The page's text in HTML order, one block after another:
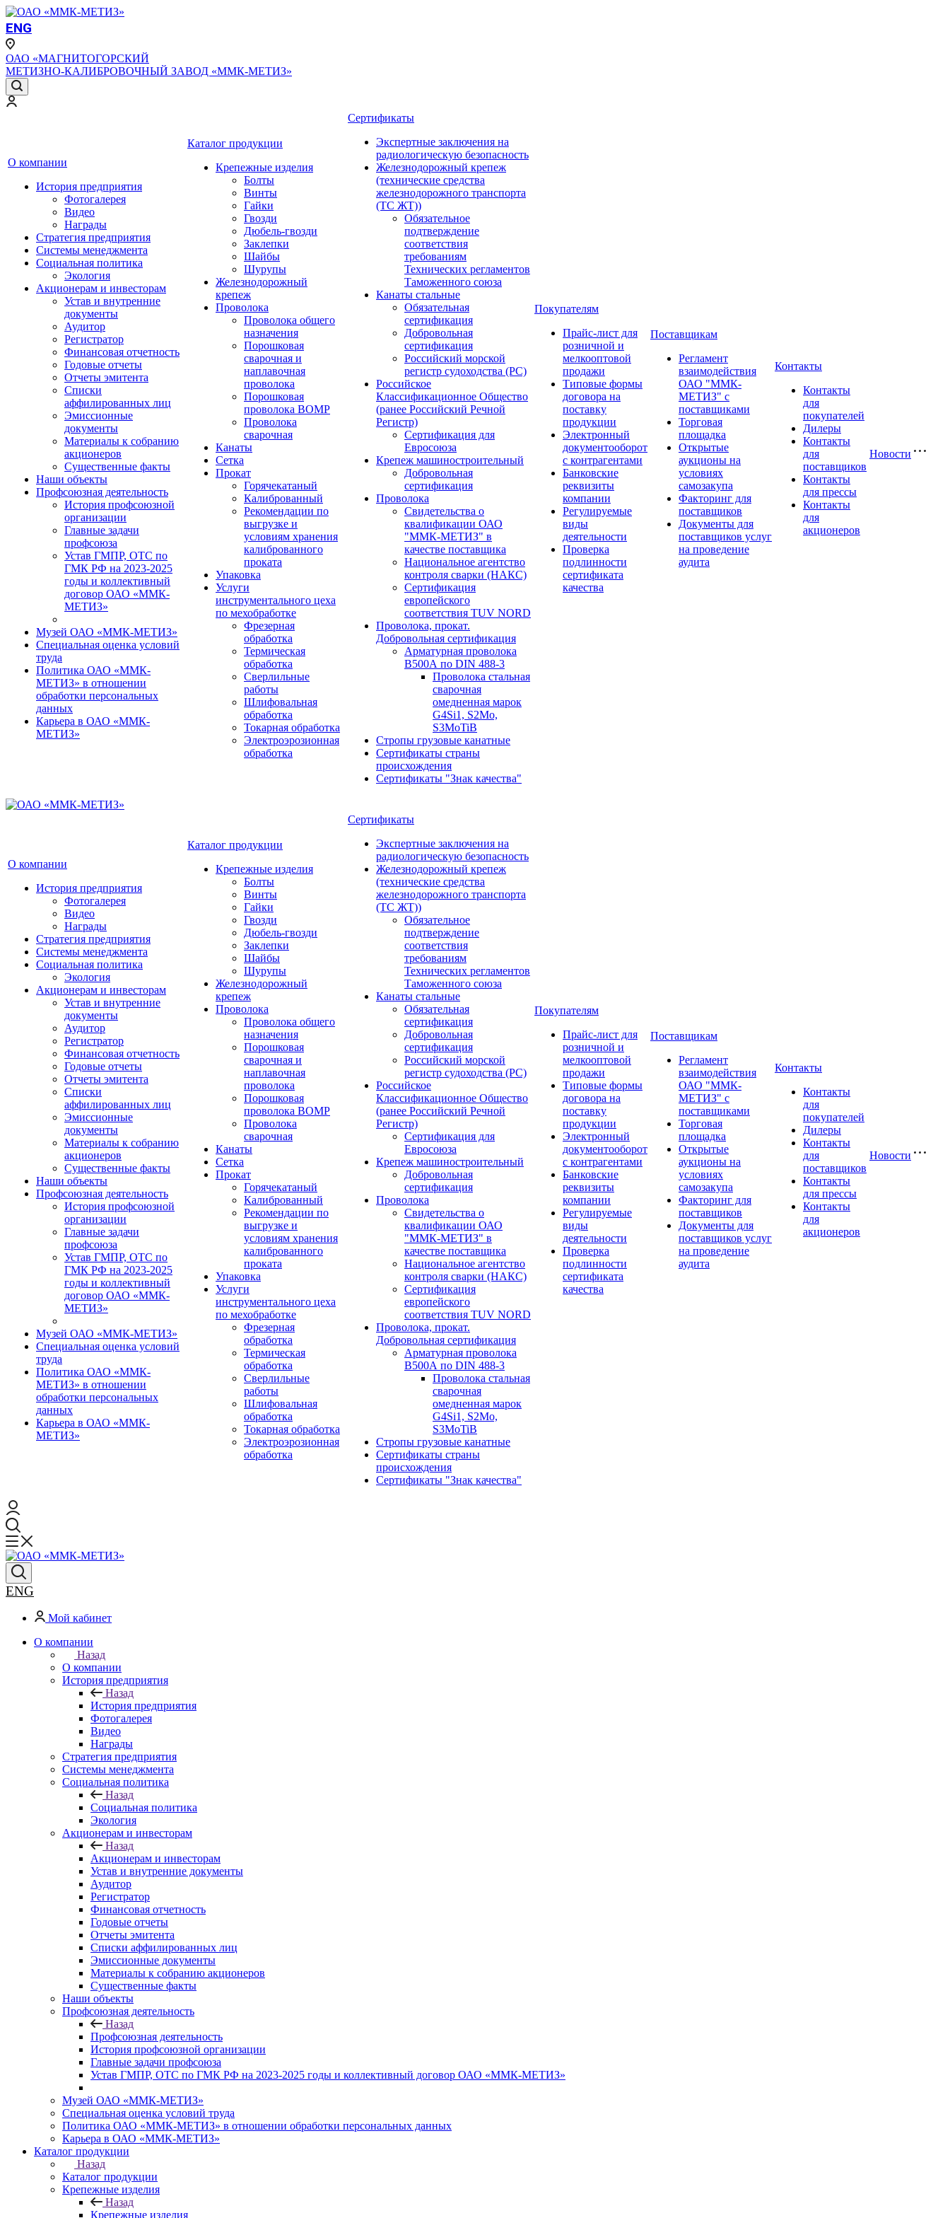
ENG
ОАО «МАГНИТОГОРСКИЙ
МЕТИЗНО-КАЛИБРОВОЧНЫЙ ЗАВОД «ММК-МЕТИЗ»
О компании
История предприятия
Фотогалерея
Видео
Награды
Стратегия предприятия
Системы менеджмента
Социальная политика
Экология
Акционерам и инвесторам
Устав и внутренние
документы
Аудитор
Регистратор
Финансовая отчетность
Годовые отчеты
Отчеты эмитента
Списки
аффилированных лиц
Эмиссионные
документы
Материалы к собранию
акционеров
Существенные факты
Наши объекты
Профсоюзная деятельность
История профсоюзной
организации
Главные задачи
профсоюза
Устав ГМПР, ОТС по
ГМК РФ на 2023-2025
годы и коллективный
договор ОАО «ММК-
МЕТИЗ»
Музей ОАО «ММК-МЕТИЗ»
Специальная оценка условий
труда
Политика ОАО «ММК-
МЕТИЗ» в отношении
обработки персональных
данных
Карьера в ОАО «ММК-
МЕТИЗ»
Каталог продукции
Крепежные изделия
Болты
Винты
Гайки
Гвозди
Дюбель-гвозди
Заклепки
Шайбы
Шурупы
Железнодорожный
крепеж
Проволока
Проволока общего
назначения
Порошковая
сварочная и
наплавочная
проволока
Порошковая
проволока ВОМР
Проволока
сварочная
Канаты
Сетка
Прокат
Горячекатаный
Калиброванный
Рекомендации по
выгрузке и
условиям хранения
калиброванного
проката
Упаковка
Услуги
инструментального цеха
по мехобработке
Фрезерная
обработка
Термическая
обработка
Сверлильные
работы
Шлифовальная
обработка
Токарная обработка
Электроэрозионная
обработка
Сертификаты
Экспертные заключения на
радиологическую безопасность
Железнодорожный крепеж
(технические средства
железнодорожного транспорта
(ТС ЖТ))
Обязательное
подтверждение
соответствия
требованиям
Технических регламентов
Таможенного союза
Канаты стальные
Обязательная
сертификация
Добровольная
сертификация
Российский морской
регистр судоходства (РС)
Российское
Классификационное Общество
(ранее Российский Речной
Регистр)
Сертификация для
Евросоюза
Крепеж машиностроительный
Добровольная
сертификация
Проволока
Свидетельства о
квалификации ОАО
"ММК-МЕТИЗ" в
качестве поставщика
Национальное агентство
контроля сварки (НАКС)
Сертификация
европейского
соответствия TUV NORD
Проволока, прокат.
Добровольная сертификация
Арматурная проволока
В500А по DIN 488-3
Проволока стальная
сварочная
омедненная марок
G4Si1, S2Mo,
S3MoTiB
Стропы грузовые канатные
Сертификаты страны
происхождения
Сертификаты "Знак качества"
Покупателям
Прайс-лист для
розничной и
мелкооптовой
продажи
Типовые формы
договора на
поставку
продукции
Электронный
документооборот
с контрагентами
Банковские
реквизиты
компании
Регулируемые
виды
деятельности
Проверка
подлинности
сертификата
качества
Поставщикам
Регламент
взаимодействия
ОАО "ММК-
МЕТИЗ" с
поставщиками
Торговая
площадка
Открытые
аукционы на
условиях
самозакупа
Факторинг для
поставщиков
Документы для
поставщиков услуг
на проведение
аудита
Контакты
Контакты
для
покупателей
Дилеры
Контакты
для
поставщиков
Контакты
для прессы
Контакты
для
акционеров
Новости
О компании
История предприятия
Фотогалерея
Видео
Награды
Стратегия предприятия
Системы менеджмента
Социальная политика
Экология
Акционерам и инвесторам
Устав и внутренние
документы
Аудитор
Регистратор
Финансовая отчетность
Годовые отчеты
Отчеты эмитента
Списки
аффилированных лиц
Эмиссионные
документы
Материалы к собранию
акционеров
Существенные факты
Наши объекты
Профсоюзная деятельность
История профсоюзной
организации
Главные задачи
профсоюза
Устав ГМПР, ОТС по
ГМК РФ на 2023-2025
годы и коллективный
договор ОАО «ММК-
МЕТИЗ»
Музей ОАО «ММК-МЕТИЗ»
Специальная оценка условий
труда
Политика ОАО «ММК-
МЕТИЗ» в отношении
обработки персональных
данных
Карьера в ОАО «ММК-
МЕТИЗ»
Каталог продукции
Крепежные изделия
Болты
Винты
Гайки
Гвозди
Дюбель-гвозди
Заклепки
Шайбы
Шурупы
Железнодорожный
крепеж
Проволока
Проволока общего
назначения
Порошковая
сварочная и
наплавочная
проволока
Порошковая
проволока ВОМР
Проволока
сварочная
Канаты
Сетка
Прокат
Горячекатаный
Калиброванный
Рекомендации по
выгрузке и
условиям хранения
калиброванного
проката
Упаковка
Услуги
инструментального цеха
по мехобработке
Фрезерная
обработка
Термическая
обработка
Сверлильные
работы
Шлифовальная
обработка
Токарная обработка
Электроэрозионная
обработка
Сертификаты
Экспертные заключения на
радиологическую безопасность
Железнодорожный крепеж
(технические средства
железнодорожного транспорта
(ТС ЖТ))
Обязательное
подтверждение
соответствия
требованиям
Технических регламентов
Таможенного союза
Канаты стальные
Обязательная
сертификация
Добровольная
сертификация
Российский морской
регистр судоходства (РС)
Российское
Классификационное Общество
(ранее Российский Речной
Регистр)
Сертификация для
Евросоюза
Крепеж машиностроительный
Добровольная
сертификация
Проволока
Свидетельства о
квалификации ОАО
"ММК-МЕТИЗ" в
качестве поставщика
Национальное агентство
контроля сварки (НАКС)
Сертификация
европейского
соответствия TUV NORD
Проволока, прокат.
Добровольная сертификация
Арматурная проволока
В500А по DIN 488-3
Проволока стальная
сварочная
омедненная марок
G4Si1, S2Mo,
S3MoTiB
Стропы грузовые канатные
Сертификаты страны
происхождения
Сертификаты "Знак качества"
Покупателям
Прайс-лист для
розничной и
мелкооптовой
продажи
Типовые формы
договора на
поставку
продукции
Электронный
документооборот
с контрагентами
Банковские
реквизиты
компании
Регулируемые
виды
деятельности
Проверка
подлинности
сертификата
качества
Поставщикам
Регламент
взаимодействия
ОАО "ММК-
МЕТИЗ" с
поставщиками
Торговая
площадка
Открытые
аукционы на
условиях
самозакупа
Факторинг для
поставщиков
Документы для
поставщиков услуг
на проведение
аудита
Контакты
Контакты
для
покупателей
Дилеры
Контакты
для
поставщиков
Контакты
для прессы
Контакты
для
акционеров
Новости
ENG
Мой кабинет
О компании
Назад
О компании
История предприятия
Назад
История предприятия
Фотогалерея
Видео
Награды
Стратегия предприятия
Системы менеджмента
Социальная политика
Назад
Социальная политика
Экология
Акционерам и инвесторам
Назад
Акционерам и инвесторам
Устав и внутренние документы
Аудитор
Регистратор
Финансовая отчетность
Годовые отчеты
Отчеты эмитента
Списки аффилированных лиц
Эмиссионные документы
Материалы к собранию акционеров
Существенные факты
Наши объекты
Профсоюзная деятельность
Назад
Профсоюзная деятельность
История профсоюзной организации
Главные задачи профсоюза
Устав ГМПР, ОТС по ГМК РФ на 2023-2025 годы и коллективный договор ОАО «ММК-МЕТИЗ»
Музей ОАО «ММК-МЕТИЗ»
Специальная оценка условий труда
Политика ОАО «ММК-МЕТИЗ» в отношении обработки персональных данных
Карьера в ОАО «ММК-МЕТИЗ»
Каталог продукции
Назад
Каталог продукции
Крепежные изделия
Назад
Крепежные изделия